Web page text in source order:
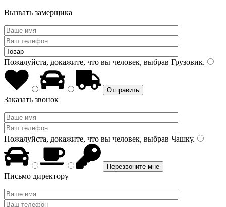
Вызвать замерщика
Пожалуйста, докажите, что вы человек, выбрав Грузовик.
Заказать звонок
Пожалуйста, докажите, что вы человек, выбрав Чашку.
Письмо директору